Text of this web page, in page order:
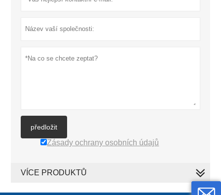
předložit
Zásady ochrany osobních údajů
VÍCE PRODUKTŮ